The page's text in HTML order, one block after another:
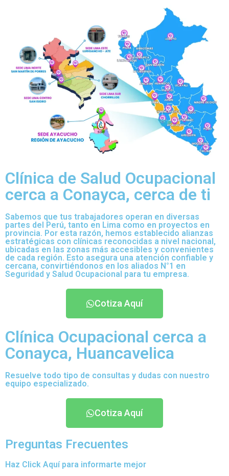
Clínica de Salud Ocupacional
cerca a Conayca, cerca de ti
Sabemos que tus trabajadores operan en diversas
partes del Perú, tanto en Lima como en proyectos en
provincia. Por esta razón, hemos establecido alianzas
estratégicas con clínicas reconocidas a nivel nacional,
ubicadas en las zonas más accesibles y convenientes
de cada región. Esto asegura una atención confiable y
cercana, convirtiéndonos en los aliados N°1 en
Seguridad y Salud Ocupacional para tu empresa.
Cotiza Aquí
Clínica Ocupacional cerca a
Conayca, Huancavelica
Resuelve todo tipo de consultas y dudas con nuestro
equipo especializado.
Cotiza Aquí
Preguntas Frecuentes
Haz Click Aquí para informarte mejor